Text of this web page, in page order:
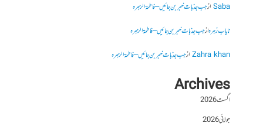
Sabaازجب جذبات خبر بن جائیں – فاطمۃالزہرہ
نایاب زہرہازجب جذبات خبر بن جائیں – فاطمۃالزہرہ
Zahra khanازجب جذبات خبر بن جائیں – فاطمۃالزہرہ
Archives
اگست 2026
جولائی 2026